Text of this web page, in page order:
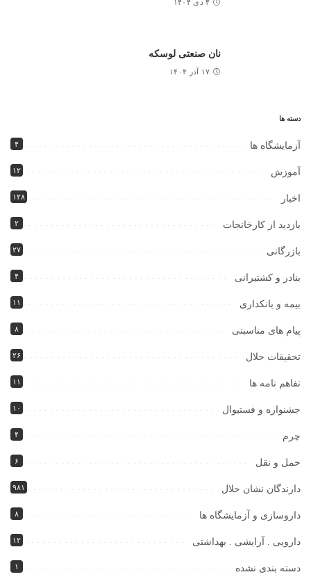
۴ دی ۱۴۰۴
نان صنعتی لوسکه
۱۷ آذر ۱۴۰۴
دسته ها
آزمایشگاه ها ۴
آموزش ۱۲
اخبار ۱۲۸
بازدید از کارخانجات ۲
بازرگانی ۲۷
بنادر و کشتیرانی ۴
بیمه و بانکداری ۱۱
پیام های مناسبتی ۸
تحقیقات حلال ۲۶
تفاهم نامه ها ۱۱
جشنواره و فستیوال ۱۰
چرم ۴
حمل و نقل ۶
دارندگان نشان حلال ۹۸۱
داروسازی و آزمایشگاه ها ۸
دارویی . آرایشی . بهداشتی ۱۲
دسته بندی نشده ۱